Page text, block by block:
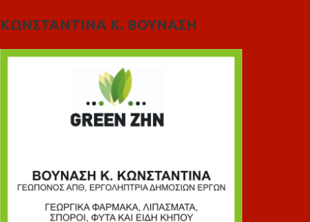
ΚΩΝΣΤΑΝΤΙΝΑ Κ. ΒΟΥΝΑΣΗ